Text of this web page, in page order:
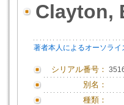
Clayton,
著者本人によるオーソライ
シリアル番号：
別名：
種類：